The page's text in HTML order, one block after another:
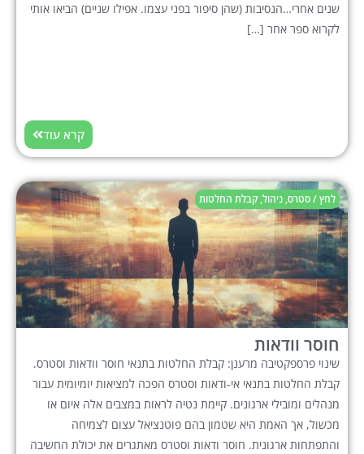
שנים אחרי…הנסיבות (שהן סיפור בפני עצמו. אפילו שניים) הביאו אותי
לקרוא ספר אחר […]
קרא עוד
לחץ / סטרס, ניהול, קבלת החלטות
חוסר וודאות
שינוי פרספקטיבה מרענן: קבלת החלטות בתנאי חוסר וודאות וסטרס.
קבלת החלטות בתנאי אי-ודאות וסטרס הפכה למציאות יומיומית עבור
מנהלים ומובילי ארגונים. קיימת נטיה לראות במצבים אלה איום או
מכשול, אך האמת היא שטמון בהם פוטנציאל עצום לצמיחה
והתפתחות ארגונית. חוסר ודאות וסטרס מאתגרים את יכולת החשיבה